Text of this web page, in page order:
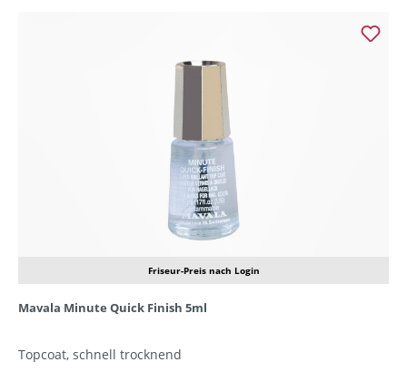
Friseur-Preis nach Login
Mavala Minute Quick Finish 5ml
Topcoat, schnell trocknend